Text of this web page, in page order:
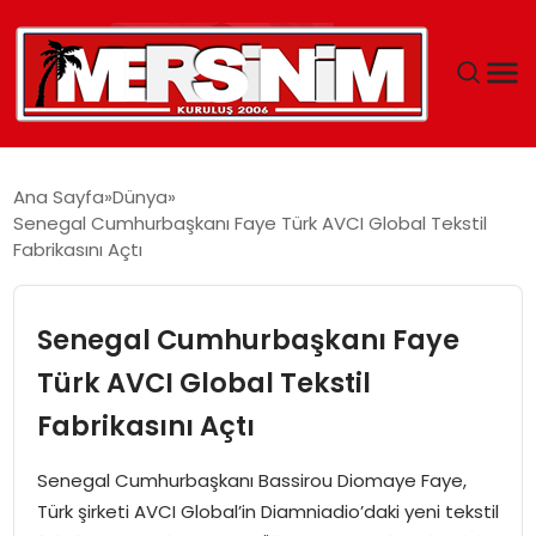
YAŞAM
EĞITIM
SPOR
Ana Sayfa Dünya
Senegal Cumhurbaşkanı Faye Türk AVCI Global Tekstil
Fabrikasını Açtı
Senegal Cumhurbaşkanı Faye
Türk AVCI Global Tekstil
Fabrikasını Açtı
Senegal Cumhurbaşkanı Bassirou Diomaye Faye,
Türk şirketi AVCI Global’in Diamniadio’daki yeni tekstil